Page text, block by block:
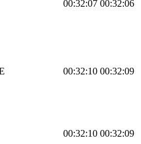
00:32:07 00:32:06
00:32:10 00:32:09
00:32:10 00:32:09